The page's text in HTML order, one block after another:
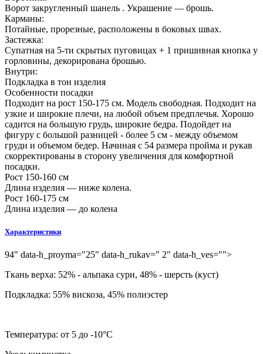
Ворот закругленный шанель . Украшение — брошь.
Карманы:
Потайные, прорезные, расположены в боковых швах.
Застежка:
Супатная на 5-ти скрытых пуговицах + 1 пришивная кнопка у
горловины, декорирована брошью.
Внутри:
Подкладка в тон изделия
Особенности посадки
Подходит на рост 150-175 см. Модель свободная. Подходит на
узкие и широкие плечи, на любой объем предплечья. Хорошо
садится на большую грудь, широкие бедра. Подойдет на
фигуру с большой разницей - более 5 см - между объемом
груди и объемом бедер. Начиная с 54 размера пройма и рукав
скорректированы в сторону увеличения для комфортной
посадки.
Рост 150-160 см
Длина изделия — ниже колена.
Рост 160-175 см
Длина изделия — до колена
Характеристики
94" data-h_proyma="25" data-h_rukav=" 2" data-h_ves="">
Ткань верха: 52% - альпака сури, 48% - шерсть (куст)
Подкладка: 55% вискоза, 45% полиэстер
Температура: от 5 до -10°C